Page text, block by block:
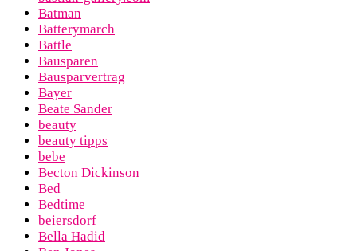
Batman
Batterymarch
Battle
Bausparen
Bausparvertrag
Bayer
Beate Sander
beauty
beauty tipps
bebe
Becton Dickinson
Bed
Bedtime
beiersdorf
Bella Hadid